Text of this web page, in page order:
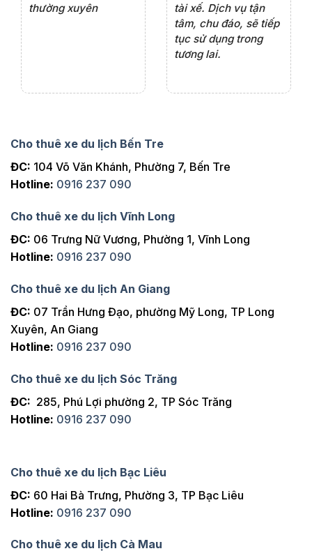
thường xuyên
tài xế. Dịch vụ tận
tâm, chu đáo, sẽ tiếp
tục sử dụng trong
tương lai.
Cho thuê xe du lịch Bến Tre
ĐC: 104 Võ Văn Khánh, Phường 7, Bến Tre
Hotline: 0916 237 090
Cho thuê xe du lịch Vĩnh Long
ĐC: 06 Trưng Nữ Vương, Phường 1, Vĩnh Long
Hotline: 0916 237 090
Cho thuê xe du lịch An Giang
ĐC: 07 Trần Hưng Đạo, phường Mỹ Long, TP Long
Xuyên, An Giang
Hotline: 0916 237 090
Cho thuê xe du lịch Sóc Trăng
ĐC: 285, Phú Lợi phường 2, TP Sóc Trăng
Hotline: 0916 237 090
Cho thuê xe du lịch Bạc Liêu
ĐC: 60 Hai Bà Trưng, Phường 3, TP Bạc Liêu
Hotline: 0916 237 090
Cho thuê xe du lịch Cà Mau